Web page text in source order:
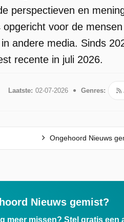
perspectieven en
voor de
andere media. Sinds
recente in juli 2026.
Laatste: 02-07-2026 Genres:
Ongehoord Nieuws
Nieuws gemist?
meer missen? Stel gratis een